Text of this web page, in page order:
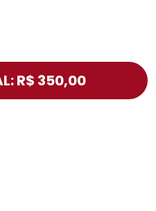
R$ 350,00